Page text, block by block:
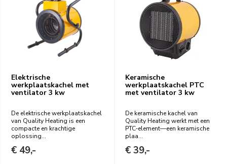
Elektrische
werkplaatskachel met
ventilator 3 kw
De elektrische werkplaatskachel
van Quality Heating is een
compacte en krachtige
oplossing...
€ 49,-
Keramische
werkplaatskachel PTC
met ventilator 3 kw
De keramische kachel van
Quality Heating werkt met een
PTC‑element—een keramische
plaa...
€ 39,-